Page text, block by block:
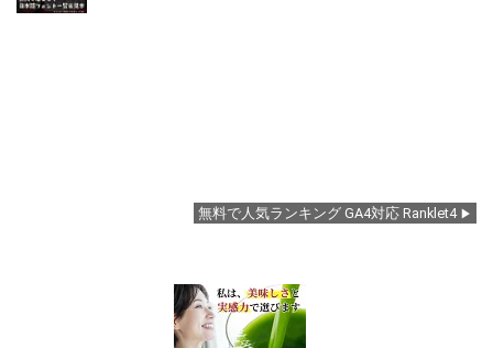
無料で人気ランキング GA4対応 Ranklet4